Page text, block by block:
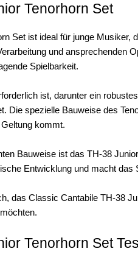
Tenorhorn Set
Set ist ideal für junge Musiker,
und ansprechenden
Spielbarkeit.
ist, darunter ein
Die spezielle Bauweise des
kommt.
Bauweise ist das TH-38
Entwicklung und macht das
das Classic Cantabile TH-38
Tenorhorn Set